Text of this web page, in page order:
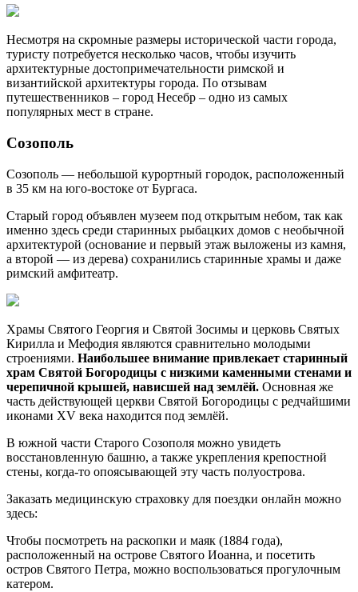
Несмотря на скромные размеры исторической части города,
туристу потребуется несколько часов, чтобы изучить
архитектурные достопримечательности римской и
византийской архитектуры города. По отзывам
путешественников – город Несебр – одно из самых
популярных мест в стране.
Созополь
Созополь — небольшой курортный городок, расположенный
в 35 км на юго-востоке от Бургаса.
Старый город объявлен музеем под открытым небом, так как
именно здесь среди старинных рыбацких домов с необычной
архитектурой (основание и первый этаж выложены из камня,
а второй — из дерева) сохранились старинные храмы и даже
римский амфитеатр.
Храмы Святого Георгия и Святой Зосимы и церковь Святых
Кирилла и Мефодия являются сравнительно молодыми
строениями. Наибольшее внимание привлекает старинный
храм Святой Богородицы с низкими каменными стенами и
черепичной крышей, нависшей над землёй. Основная же
часть действующей церкви Святой Богородицы с редчайшими
иконами XV века находится под землёй.
В южной части Старого Созополя можно увидеть
восстановленную башню, а также укрепления крепостной
стены, когда-то опоясывающей эту часть полуострова.
Заказать медицинскую страховку для поездки онлайн можно
здесь:
Чтобы посмотреть на раскопки и маяк (1884 года),
расположенный на острове Святого Иоанна, и посетить
остров Святого Петра, можно воспользоваться прогулочным
катером.